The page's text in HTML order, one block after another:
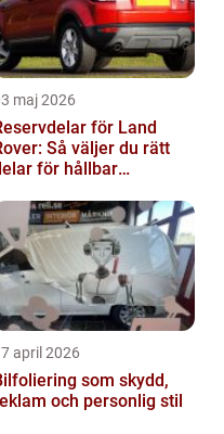
maj 2026
för Land
Så väljer du rätt
för hållbar
april 2026
som skydd,
och personlig stil